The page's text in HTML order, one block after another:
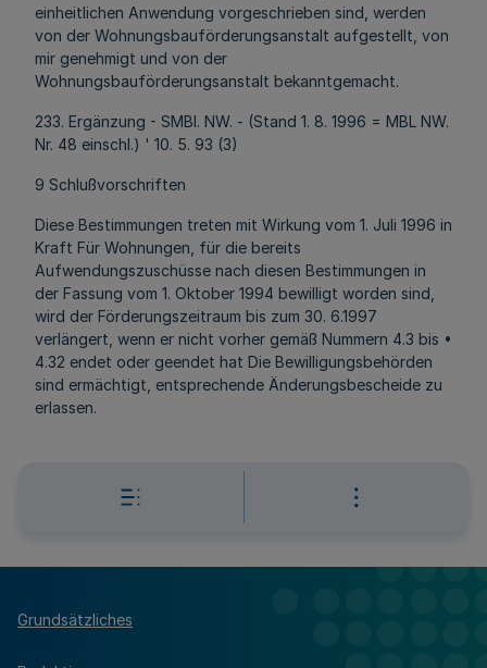
einheitlichen Anwendung vorgeschrieben sind, werden
von der Wohnungsbauförderungsanstalt aufgestellt, von
mir genehmigt und von der
Wohnungsbauförderungsanstalt bekanntgemacht.
233. Ergänzung - SMBl. NW. - (Stand 1. 8. 1996 = MBL NW.
Nr. 48 einschl.) ' 10. 5. 93 (3)
9 Schlußvorschriften
Diese Bestimmungen treten mit Wirkung vom 1. Juli 1996 in
Kraft Für Wohnungen, für die bereits
Aufwendungszuschüsse nach diesen Bestimmungen in
der Fassung vom 1. Oktober 1994 bewilligt worden sind,
wird der Förderungszeitraum bis zum 30. 6.1997
verlängert, wenn er nicht vorher gemäß Nummern 4.3 bis •
4.32 endet oder geendet hat Die Bewilligungsbehörden
sind ermächtigt, entsprechende Änderungsbescheide zu
erlassen.
Grundsätzliches